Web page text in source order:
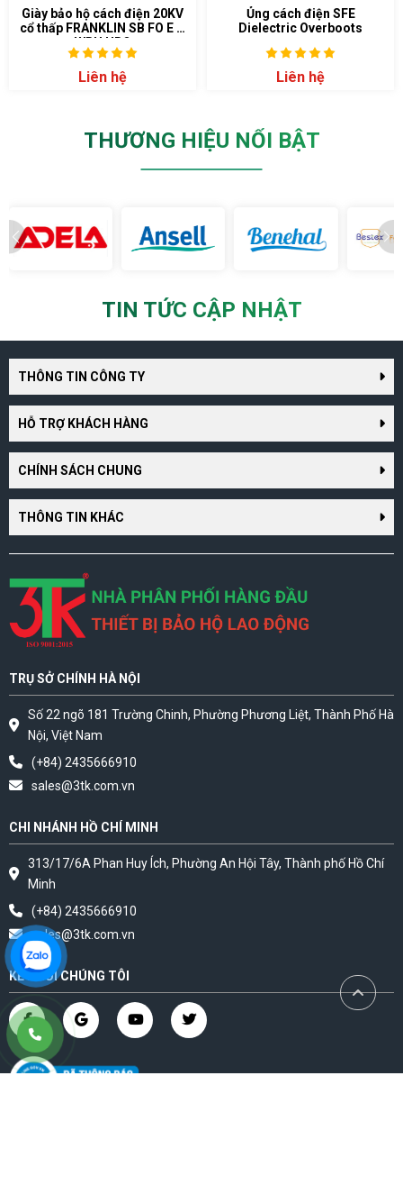
Giày bảo hộ cách điện 20KV
cổ thấp FRANKLIN SB FO E P
WRU HRO
Liên hệ
Ủng cách điện SFE
Dielectric Overboots
Liên hệ
THƯƠNG HIỆU NỔI BẬT
TIN TỨC CẬP NHẬT
THÔNG TIN CÔNG TY
HỖ TRỢ KHÁCH HÀNG
CHÍNH SÁCH CHUNG
THÔNG TIN KHÁC
TRỤ SỞ CHÍNH HÀ NỘI
Số 22 ngõ 181 Trường Chinh, Phường Phương Liệt, Thành Phố Hà
Nội, Việt Nam
(+84) 2435666910
sales@3tk.com.vn
CHI NHÁNH HỒ CHÍ MINH
313/17/6A Phan Huy Ích, Phường An Hội Tây, Thành phố Hồ Chí
Minh
(+84) 2435666910
sales@3tk.com.vn
KẾT NỐI CHÚNG TÔI